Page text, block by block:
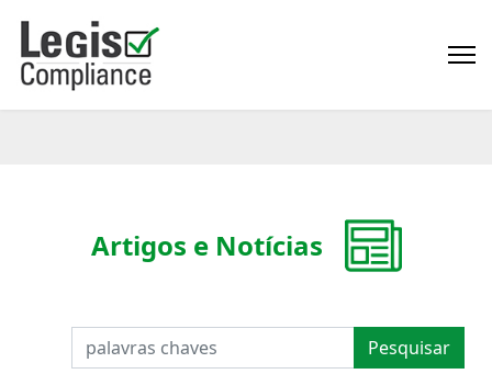
PESQUISAR Pesquisar
Artigos e Notícias